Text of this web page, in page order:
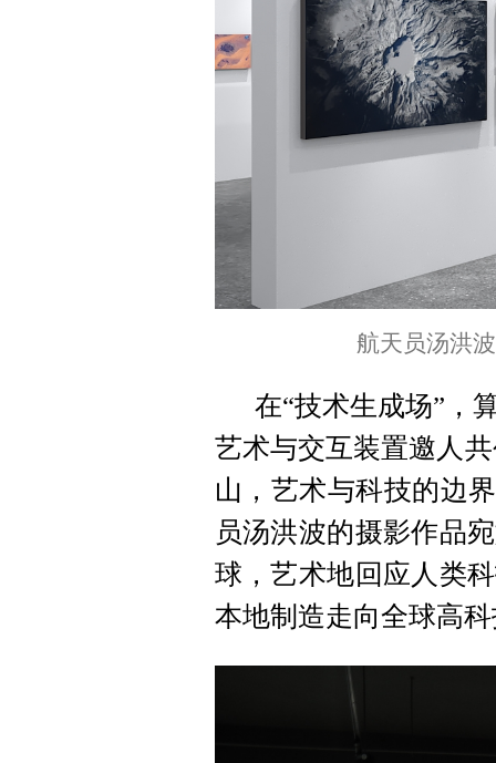
航天员汤洪
在“技术生成场”，
艺术与交互装置邀人
山，艺术与科技的边
员汤洪波的摄影作品
球，艺术地回应人类
本地制造走向全球高